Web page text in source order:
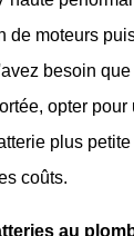
de moteurs
besoin
opter
plus
coûts.
au